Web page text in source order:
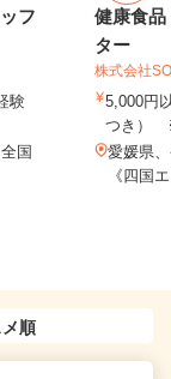
フ
験
国
健康食品
ター
株式会社
5,000円
つき）
愛媛県
《四国